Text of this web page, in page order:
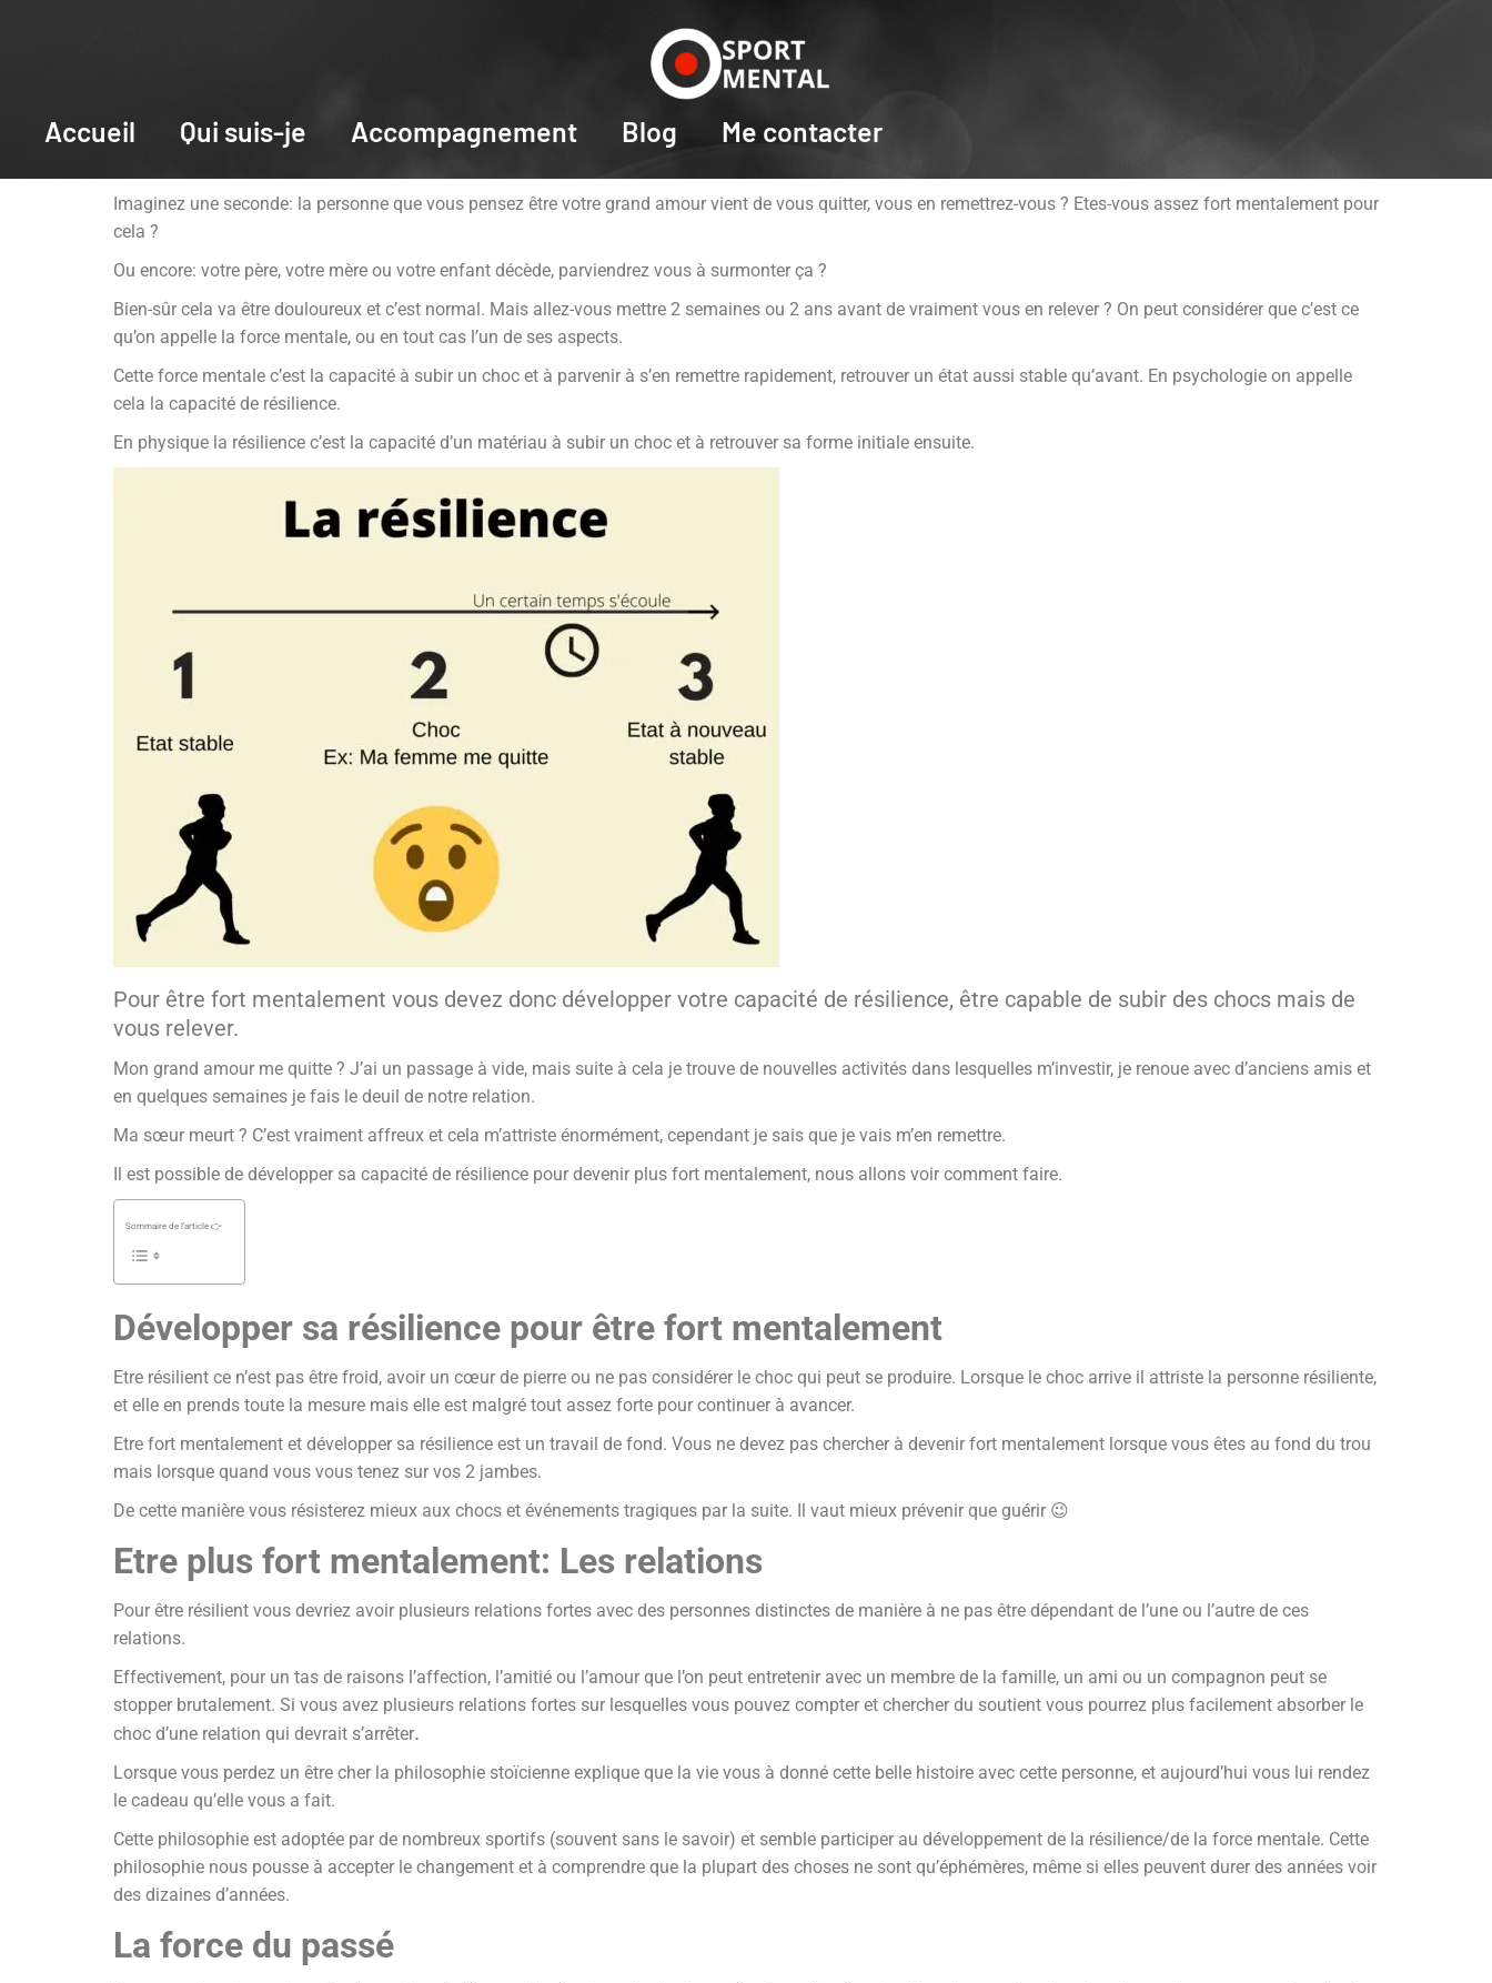
Accueil Qui suis-je Accompagnement Blog Me contacter
Imaginez une seconde: la personne que vous pensez être votre grand amour vient de vous quitter, vous en remettrez-vous ? Etes-vous assez fort mentalement pour
cela ?
Ou encore: votre père, votre mère ou votre enfant décède, parviendrez vous à surmonter ça ?
Bien-sûr cela va être douloureux et c’est normal. Mais allez-vous mettre 2 semaines ou 2 ans avant de vraiment vous en relever ? On peut considérer que c’est ce
qu’on appelle la force mentale, ou en tout cas l’un de ses aspects.
Cette force mentale c’est la capacité à subir un choc et à parvenir à s’en remettre rapidement, retrouver un état aussi stable qu’avant. En psychologie on appelle
cela la capacité de résilience.
En physique la résilience c’est la capacité d’un matériau à subir un choc et à retrouver sa forme initiale ensuite.
Pour être fort mentalement vous devez donc développer votre capacité de résilience, être capable de subir des chocs mais de
vous relever.
Mon grand amour me quitte ? J’ai un passage à vide, mais suite à cela je trouve de nouvelles activités dans lesquelles m’investir, je renoue avec d’anciens amis et
en quelques semaines je fais le deuil de notre relation.
Ma sœur meurt ? C’est vraiment affreux et cela m’attriste énormément, cependant je sais que je vais m’en remettre.
Il est possible de développer sa capacité de résilience pour devenir plus fort mentalement, nous allons voir comment faire.
Sommaire de l'article 👉
Développer sa résilience pour être fort mentalement
Etre résilient ce n’est pas être froid, avoir un cœur de pierre ou ne pas considérer le choc qui peut se produire. Lorsque le choc arrive il attriste la personne résiliente,
et elle en prends toute la mesure mais elle est malgré tout assez forte pour continuer à avancer.
Etre fort mentalement et développer sa résilience est un travail de fond. Vous ne devez pas chercher à devenir fort mentalement lorsque vous êtes au fond du trou
mais lorsque quand vous vous tenez sur vos 2 jambes.
De cette manière vous résisterez mieux aux chocs et événements tragiques par la suite. Il vaut mieux prévenir que guérir 😉
Etre plus fort mentalement: Les relations
Pour être résilient vous devriez avoir plusieurs relations fortes avec des personnes distinctes de manière à ne pas être dépendant de l’une ou l’autre de ces
relations.
Effectivement, pour un tas de raisons l’affection, l’amitié ou l’amour que l’on peut entretenir avec un membre de la famille, un ami ou un compagnon peut se
stopper brutalement. Si vous avez plusieurs relations fortes sur lesquelles vous pouvez compter et chercher du soutient vous pourrez plus facilement absorber le
choc d’une relation qui devrait s’arrêter.
Lorsque vous perdez un être cher la philosophie stoïcienne explique que la vie vous à donné cette belle histoire avec cette personne, et aujourd’hui vous lui rendez
le cadeau qu’elle vous a fait.
Cette philosophie est adoptée par de nombreux sportifs (souvent sans le savoir) et semble participer au développement de la résilience/de la force mentale. Cette
philosophie nous pousse à accepter le changement et à comprendre que la plupart des choses ne sont qu’éphémères, même si elles peuvent durer des années voir
des dizaines d’années.
La force du passé